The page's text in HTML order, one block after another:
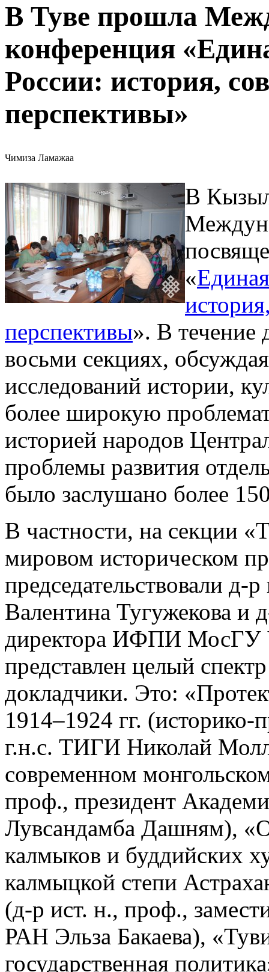
В Туве прошла
конференция
России: история,
перспективы»
Чимиза Ламажаа
В
«
перспективы». В течение
восьми секциях,
исследований истории,
более широкую
историей народов
проблемы развития
было заслушано более
В частности, на секции
мировом историческом
председательствовали
Валентина Тугужекова и
директора ИФПИ МосГУ
представлен целый
докладчики. Это:
1914–1924 гг. (историко-
г.н.с. ТИГИ Николай
современном
проф., президент
Лувсандамба Дашням),
калмыков и буддийских
калмыцкой степи
(д-р ист. н., проф.,
РАН Эльза Бакаева),
государственная